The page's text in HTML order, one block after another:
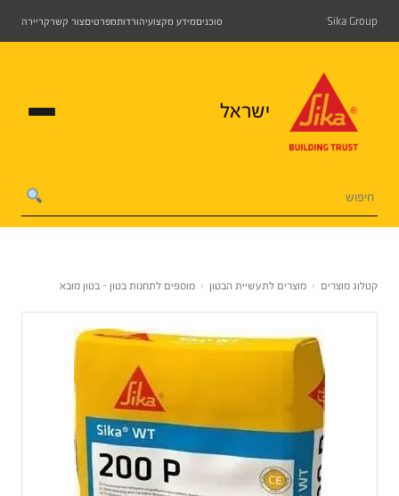
Sika Group סוכניםמידע מקצועיהורדותמפרטיםצור קשרקריירה
ישראל
קטלוג מוצרים › מוצרים לתעשיית הבטון › מוספים לתחנות בטון - בטון מובא